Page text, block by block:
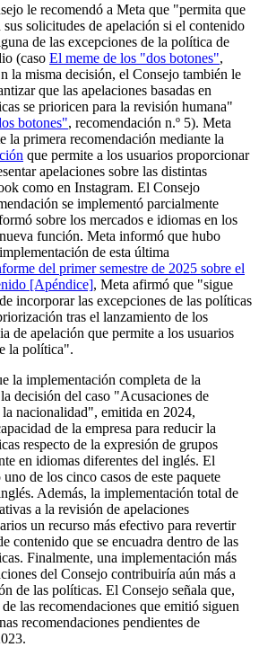
le recomendó a Meta que "permita que
solicitudes de apelación si el contenido
de las excepciones de la política de
(caso El meme de los "dos botones",
la misma decisión, el Consejo también le
que las apelaciones basadas en
se prioricen para la revisión humana"
botones", recomendación n.º 5). Meta
la primera recomendación mediante la
que permite a los usuarios proporcionar
apelaciones sobre las distintas
como en Instagram. El Consejo
se implementó parcialmente
sobre los mercados e idiomas en los
función. Meta informó que hubo
de esta última
del primer semestre de 2025 sobre el
[Apéndice], Meta afirmó que "sigue
incorporar las excepciones de las políticas
tras el lanzamiento de los
de apelación que permite a los usuarios
la política".
la implementación completa de la
decisión del caso "Acusaciones de
nacionalidad", emitida en 2024,
de la empresa para reducir la
respecto de la expresión de grupos
en idiomas diferentes del inglés. El
de los cinco casos de este paquete
Además, la implementación total de
a la revisión de apelaciones
un recurso más efectivo para revertir
contenido que se encuadra dentro de las
Finalmente, una implementación más
del Consejo contribuiría aún más a
de las políticas. El Consejo señala que,
las recomendaciones que emitió siguen
recomendaciones pendientes de